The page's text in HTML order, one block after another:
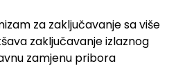
za zaključavanje sa više
zaključavanje izlaznog
zamjenu pribora